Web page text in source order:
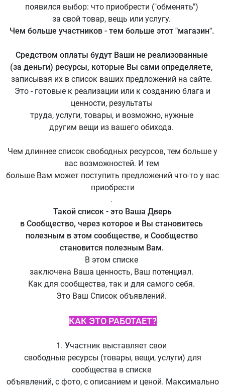
появился выбор: что приобрести ("обменять")
за свой товар, вещь или услугу.
Чем больше участников - тем больше этот "магазин".
Средством оплаты будут Ваши не реализованные
(за деньги) ресурсы, которые Вы сами определяете,
записывая их в список ваших предложений на сайте.
Это - готовые к реализации или к созданию блага и
ценности, результаты
труда, услуги, товары, и возможно, нужные
другим вещи из вашего обихода.
Чем длиннее список свободных ресурсов, тем больше у
вас возможностей. И тем
больше Вам может поступить предложений что-то у вас
приобрести
.
Такой список - это Ваша Дверь
в Сообщество, через которое и Вы становитесь
полезным в этом сообществе, и Сообщество
становится полезным Вам.
В этом списке
заключена Ваша ценность, Ваш потенциал.
Как для сообщества, так и для самого себя.
Это Ваш Список объявлений.
КАК ЭТО РАБОТАЕТ?
1. Участник выставляет свои
свободные ресурсы (товары, вещи, услуги) для
сообщества в списке
объявлений, с фото, с описанием и ценой. Максимально